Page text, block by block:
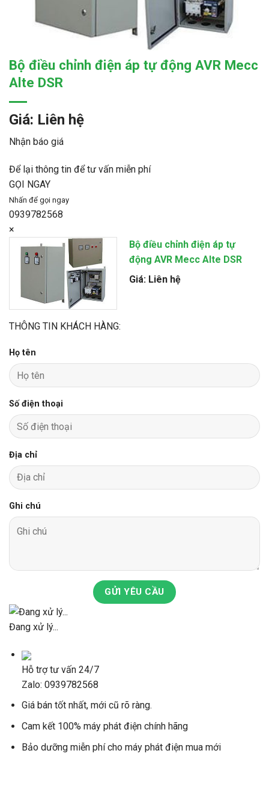
Bộ điều chỉnh điện áp tự động AVR Mecc
Alte DSR
Giá: Liên hệ
Nhận báo giá
Để lại thông tin để tư vấn miễn phí
GỌI NGAY
Nhấn để gọi ngay
0939782568
×
Bộ điều chỉnh điện áp tự
động AVR Mecc Alte DSR
Giá: Liên hệ
THÔNG TIN KHÁCH HÀNG:
Họ tên
Số điện thoại
Địa chỉ
Ghi chú
GỬI YÊU CẦU
Đang xử lý...
Hỗ trợ tư vấn 24/7
Zalo: 0939782568
Giá bán tốt nhất, mới cũ rõ ràng.
Cam kết 100% máy phát điện chính hãng
Bảo dưỡng miễn phí cho máy phát điện mua mới